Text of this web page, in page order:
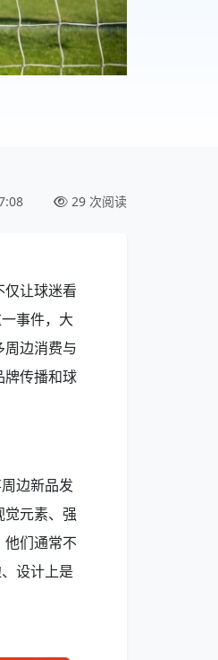
29 次阅读
让球迷看
事件，大
边消费与
牌传播和球
边新品发
元素、强
他们通常不
设计上是